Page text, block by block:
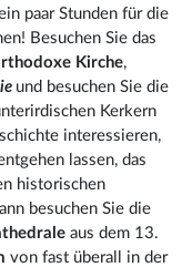
paar Stunden für die
Besuchen Sie das
Kirche,
und besuchen Sie die
Kerkern
interessieren,
lassen, das
historischen
besuchen Sie die
aus dem 13.
von fast überall in der